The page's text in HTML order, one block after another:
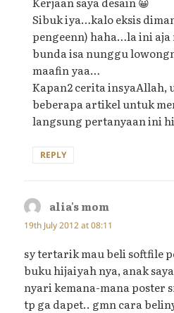
Sibuk iya…kalo eksis
pengeenn) haha…la ini aja
bunda isa nunggu
maafin yaa…
Kapan2 cerita insyaAllah,
beberapa artikel untuk
langsung pertanyaan ini
REPLY
alia's mom
19th July 2012 at 08:11
sy tertarik mau beli softfile
buku hijaiyah nya, anak
nyari kemana-mana poster
tp ga dapet.. gmn cara